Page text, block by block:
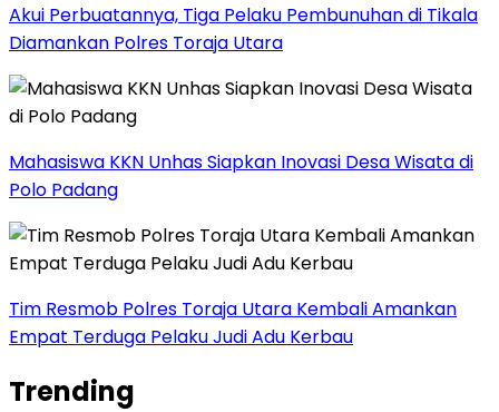
Akui Perbuatannya, Tiga Pelaku Pembunuhan di Tikala
Diamankan Polres Toraja Utara
Mahasiswa KKN Unhas Siapkan Inovasi Desa Wisata di
Polo Padang
Tim Resmob Polres Toraja Utara Kembali Amankan
Empat Terduga Pelaku Judi Adu Kerbau
Trending